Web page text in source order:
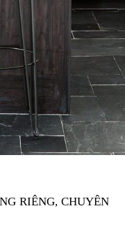
RIÊNG, CHUYÊN